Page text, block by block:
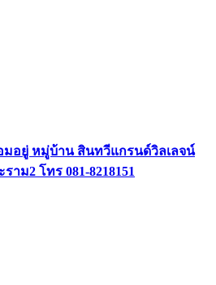
มอยู่ หมู่บ้าน สินทวีแกรนด์วิลเลจน์
ม2 โทร 081-8218151